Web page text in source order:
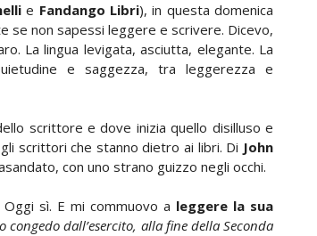
e Fandango Libri), in questa domenica
non sapessi leggere e scrivere. Dicevo,
La lingua levigata, asciutta, elegante. La
e saggezza, tra leggerezza e
scrittore e dove inizia quello disilluso e
scrittori che stanno dietro ai libri. Di John
con uno strano guizzo negli occhi.
sì. E mi commuovo a leggere la sua
dall’esercito, alla fine della Seconda